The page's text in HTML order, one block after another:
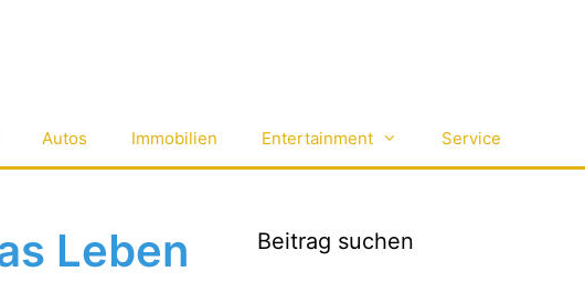
Autos Immobilien Entertainment Service
Leben
Beitrag suchen